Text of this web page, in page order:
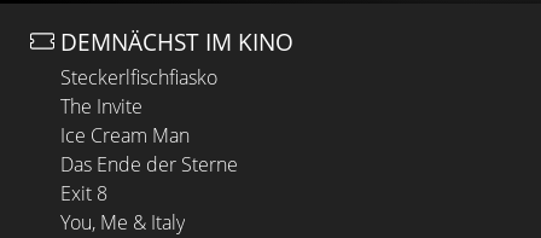
DEMNÄCHST IM KINO
Steckerlfischfiasko
The Invite
Ice Cream Man
Das Ende der Sterne
Exit 8
You, Me & Italy